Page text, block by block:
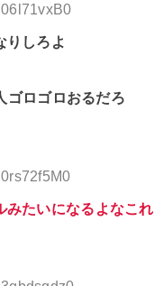
りしろよ
ゴロゴロおるだろ
みたいになるよなこれ